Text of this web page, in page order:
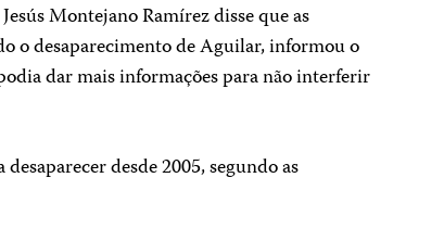
Montejano Ramírez disse que as
o desaparecimento de Aguilar, informou o
dar mais informações para não interferir
desde 2005, segundo as